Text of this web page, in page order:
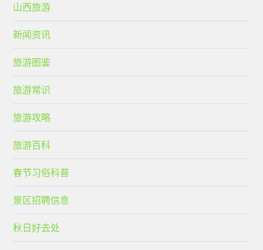
山西旅游
新闻资讯
旅游图鉴
旅游常识
旅游攻略
旅游百科
春节习俗科普
景区招聘信息
秋日好去处